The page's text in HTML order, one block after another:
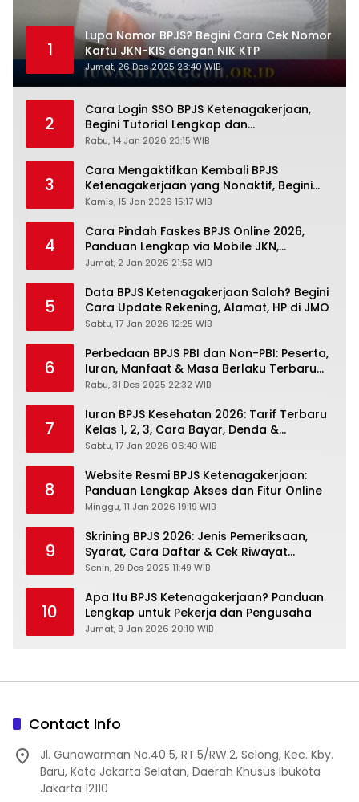
1
Lupa Nomor BPJS? Begini Cara Cek Nomor
Kartu JKN-KIS dengan NIK KTP
Jumat, 26 Des 2025 23:40 WIB
2
Cara Login SSO BPJS Ketenagakerjaan,
Begini Tutorial Lengkap dan
Pengertiannya
Rabu, 14 Jan 2026 23:15 WIB
3
Cara Mengaktifkan Kembali BPJS
Ketenagakerjaan yang Nonaktif, Begini
Panduan Lengkapnya
Kamis, 15 Jan 2026 15:17 WIB
4
Cara Pindah Faskes BPJS Online 2026,
Panduan Lengkap via Mobile JKN,
PANDAWA & Offiline Kantor Cabang
Jumat, 2 Jan 2026 21:53 WIB
5
Data BPJS Ketenagakerjaan Salah? Begini
Cara Update Rekening, Alamat, HP di JMO
Sabtu, 17 Jan 2026 12:25 WIB
6
Perbedaan BPJS PBI dan Non-PBI: Peserta,
Iuran, Manfaat & Masa Berlaku Terbaru
2026
Rabu, 31 Des 2025 22:32 WIB
7
Iuran BPJS Kesehatan 2026: Tarif Terbaru
Kelas 1, 2, 3, Cara Bayar, Denda &
Panduan Lengkap Peserta JKN-KIS
Sabtu, 17 Jan 2026 06:40 WIB
8
Website Resmi BPJS Ketenagakerjaan:
Panduan Lengkap Akses dan Fitur Online
Minggu, 11 Jan 2026 19:19 WIB
9
Skrining BPJS 2026: Jenis Pemeriksaan,
Syarat, Cara Daftar & Cek Riwayat
Kesehatan Gratis
Senin, 29 Des 2025 11:49 WIB
10
Apa Itu BPJS Ketenagakerjaan? Panduan
Lengkap untuk Pekerja dan Pengusaha
Jumat, 9 Jan 2026 20:10 WIB
Contact Info
Jl. Gunawarman No.40 5, RT.5/RW.2, Selong, Kec. Kby.
Baru, Kota Jakarta Selatan, Daerah Khusus Ibukota
Jakarta 12110